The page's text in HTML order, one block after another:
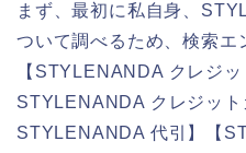
まず、最初に私自身、
ついて調べるため、検索エ
【STYLENANDA クレジ
STYLENANDA クレジッ
STYLENANDA 代引】【